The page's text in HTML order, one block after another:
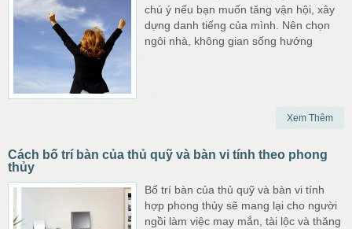
chú ý nếu bạn muốn tăng vận hội, xây
dựng danh tiếng của mình. Nên chọn
ngôi nhà, không gian sống hướng
Xem Thêm
Cách bố trí bàn của thủ quỹ và bàn vi tính theo phong
thủy
Bố trí bàn của thủ quỹ và bàn vi tính
hợp phong thủy sẽ mang lại cho người
ngồi làm việc may mắn, tài lộc và thăng